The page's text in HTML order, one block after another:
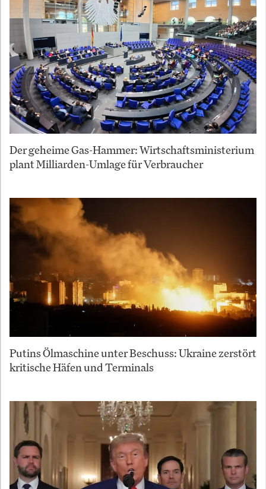
Der geheime Gas-Hammer: Wirtschaftsministerium
plant Milliarden-Umlage für Verbraucher
Putins Ölmaschine unter Beschuss: Ukraine zerstört
kritische Häfen und Terminals